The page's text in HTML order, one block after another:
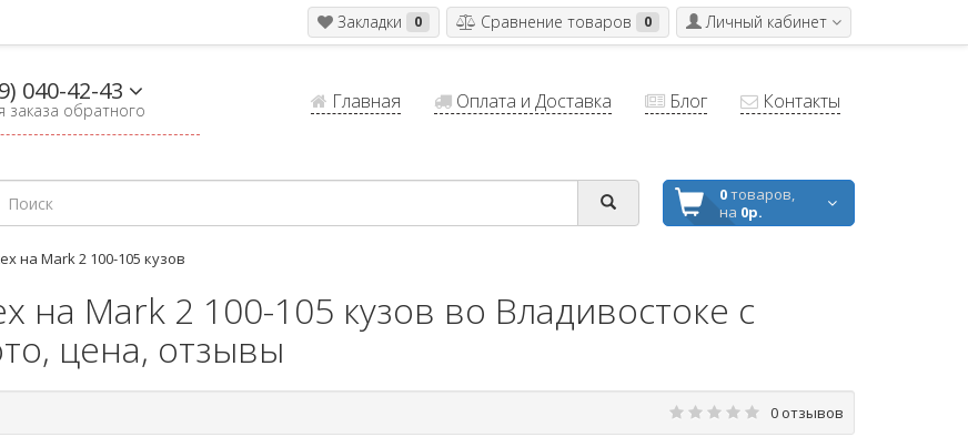
Личный кабинет
Закладки 0 Сравнение товаров 0
040-42-43
заказа обратного Главная Оплата и Доставка Блог Контакты
0товаров,
на 0р.
на Mark 2 100-105 кузов
на Mark 2 100-105 кузов во Владивостоке с
цена, отзывы
0 отзывов